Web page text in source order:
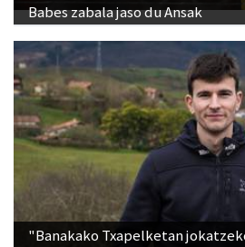
Babes zabala jaso du Ansak
"Banakako Txapelketan